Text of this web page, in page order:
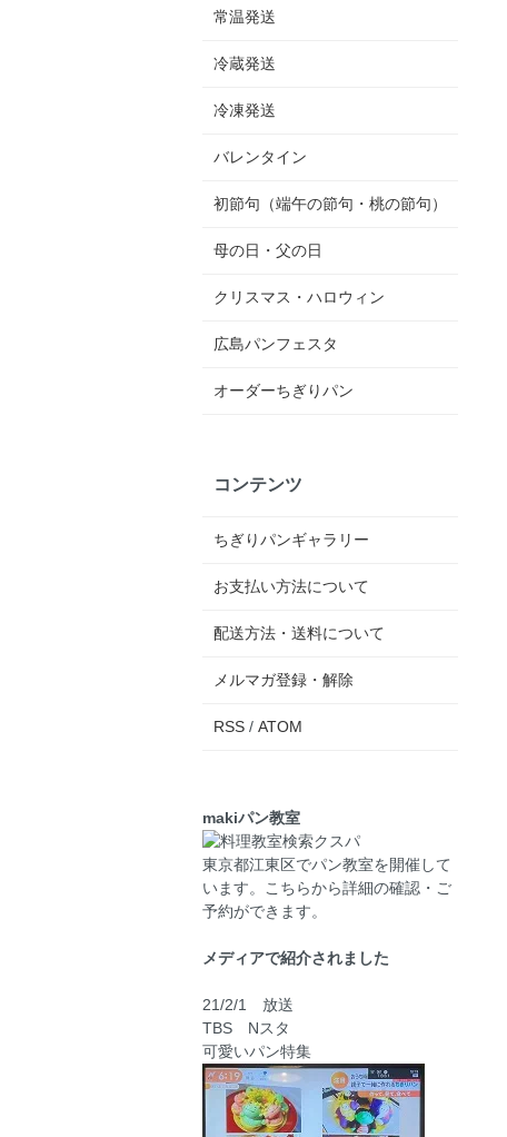
常温発送
冷蔵発送
冷凍発送
バレンタイン
初節句（端午の節句・桃の節句）
母の日・父の日
クリスマス・ハロウィン
広島パンフェスタ
オーダーちぎりパン
コンテンツ
ちぎりパンギャラリー
お支払い方法について
配送方法・送料について
メルマガ登録・解除
RSS / ATOM
makiパン教室
東京都江東区でパン教室を開催して
います。こちらから詳細の確認・ご
予約ができます。
メディアで紹介されました
21/2/1 放送
TBS Nスタ
可愛いパン特集